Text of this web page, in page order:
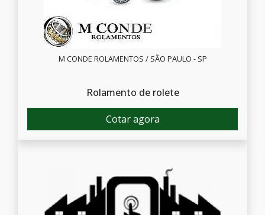
M CONDE ROLAMENTOS / SÃO PAULO - SP
Rolamento de rolete
Cotar agora